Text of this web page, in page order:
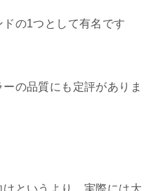
の1つとして有名です
の品質にも定評がありま